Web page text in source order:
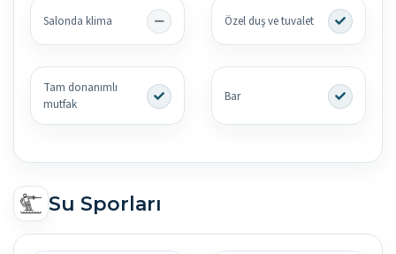
Salonda klima Özel duş ve tuvalet
Tam donanımlı
mutfak
Bar
Su Sporları